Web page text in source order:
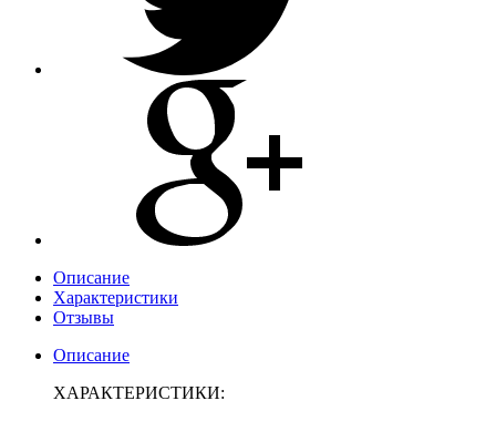
Описание
Характеристики
Отзывы
Описание
ХАРАКТЕРИСТИКИ: